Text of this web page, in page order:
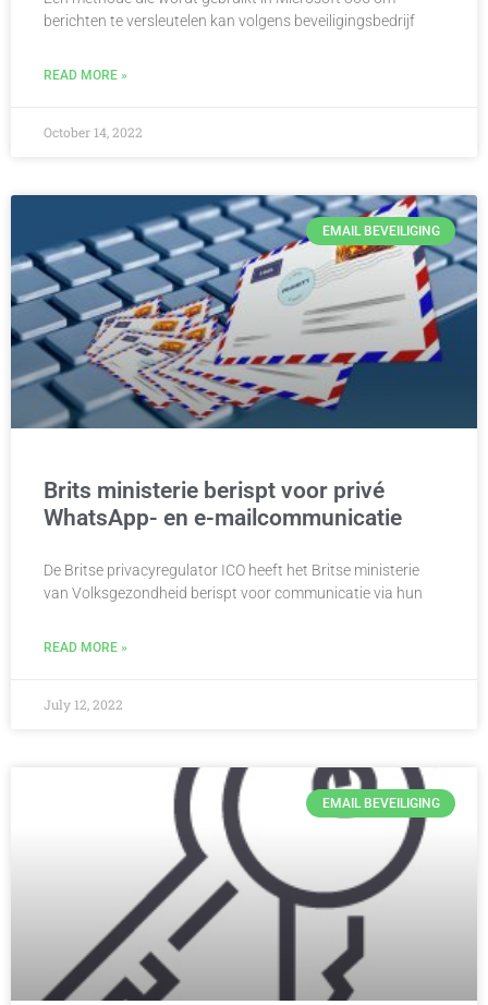
berichten te versleutelen kan volgens beveiligingsbedrijf
READ MORE »
October 14, 2022
EMAIL BEVEILIGING
Brits ministerie berispt voor privé
WhatsApp- en e-mailcommunicatie
De Britse privacyregulator ICO heeft het Britse ministerie
van Volksgezondheid berispt voor communicatie via hun
READ MORE »
July 12, 2022
EMAIL BEVEILIGING